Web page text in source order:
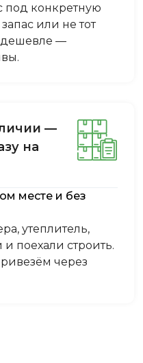
под конкретную
или не тот
дешевле —
—
нa
месте и без
утеплитель,
поехали строить.
через